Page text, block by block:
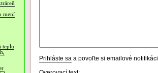
mení
teplu
Prihláste sa a povoľte si emailové